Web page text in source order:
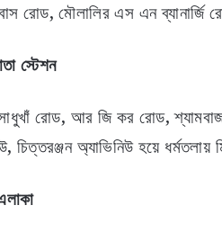
রোড, মৌলালির এস এন ব্যানার্জি
স্টেশন
রোড, আর জি কর রোড,
চিত্তরঞ্জন অ্যাভিনিউ হয়ে ধর্মতলায়